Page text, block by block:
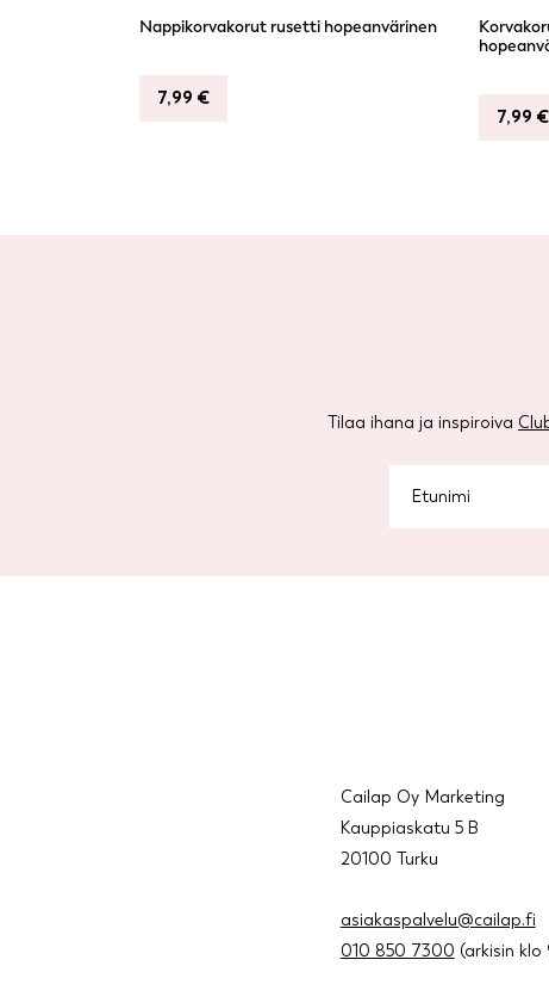
Nappikorvakorut rusetti hopeanvärinen
7,99 €
7,99 €
Tilaa ihana ja inspiroiva
Cailap Oy Marketing
Kauppiaskatu 5 B
20100 Turku
asiakaspalvelu@cailap.fi
010 850 7300 (arkisin klo